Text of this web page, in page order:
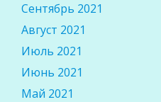
Сентябрь 2021
Август 2021
Июль 2021
Июнь 2021
Май 2021